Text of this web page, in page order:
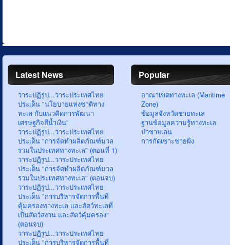
Latest News
วาระปฏิรูป...วาระประเทศไทย
ประเด็น "นโยบายแห่งชาติทาง
ทะเล กับแนวคิดการพัฒนา
เศรษฐกิจสีน้ำเงิน"
วาระปฏิรูป...วาระประเทศไทย
ประเด็น "การจัดทำผลิตภัณฑ์มวล
รวมในประเทศทางทะเล" (ตอนที่ 1)
วาระปฏิรูป...วาระประเทศไทย
ประเด็น "การจัดทำผลิตภัณฑ์มวล
รวมในประเทศทางทะเล" (ตอนจบ)
วาระปฏิรูป...วาระประเทศไทย
ประเด็น "การบริหารจัดการพื้นที่
คุ้มครองทางทะเล และสัตว์ทะเลที่
เป็นสัตว์สงวน และสัตว์คุ้มครอง"
(ตอนจบ)
วาระปฏิรูป...วาระประเทศไทย
ประเด็น "การบริหารจัดการพื้นที่
Popular
อาณาเขตทางทะเล (Maritime
Zone)
ข้อมูลจังหวัดชายทะเล
ฐานข้อมูลความรู้ทางทะเล
ป่าชายเลน
การกัดเซาะชายฝั่ง